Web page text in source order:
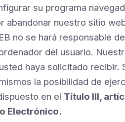
su programa
abandonar nuestro sitio
no se hará responsable
del usuario.
haya solicitado
la posibilidad de
en el Título III,
Electrónico.